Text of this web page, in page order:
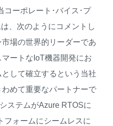
コーポレート･バイス･プ
、次のようにコメントし
場の世界的リーダーであ
ートなIoT機器開発にお
して確立するという当社
めて重要なパートナーで
ステムがAzure RTOSに
フォームにシームレスに